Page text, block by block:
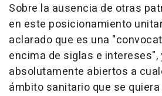
Sobre la ausencia de otras
en este posicionamiento
aclarado que es una
encima de siglas e intereses",
absolutamente abiertos a
ámbito sanitario que se quiera